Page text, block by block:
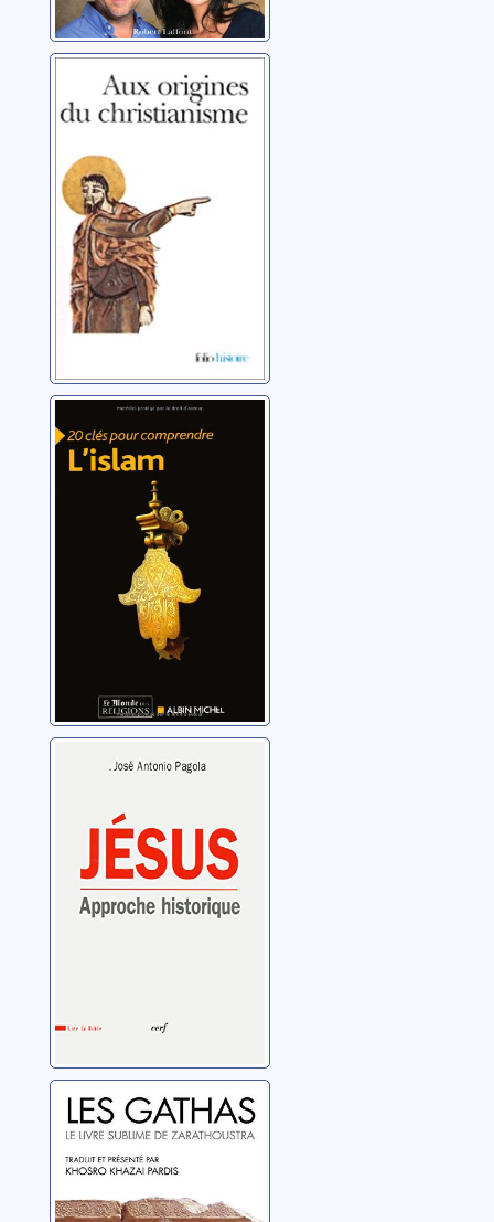
Aux origines du
christianisme
20 clés pour
comprendre
l'islam
Jésus: approche
Pagola, José Antonio
Les gathas: le
livre sublime de
Zarathoustra
Khazai Pardis, Khosro